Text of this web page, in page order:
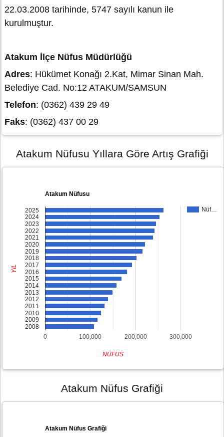
22.03.2008 tarihinde, 5747 sayılı kanun ile
kurulmuştur.
Atakum İlçe Nüfus Müdürlüğü
Adres: Hükümet Konağı 2.Kat, Mimar Sinan Mah.
Belediye Cad. No:12 ATAKUM/SAMSUN
Telefon: (0362) 439 29 49
Faks: (0362) 437 00 29
Atakum Nüfusu Yıllara Göre Artış Grafiği
Atakum Nüfusu
Nüf…
0 100,000 200,000 300,000
2025
2024
2023
2022
2021
2020
2019
2018
2017
2016
2015
2014
2013
2012
2011
2010
2009
2008
NÜFUS
YIL
Atakum Nüfus Grafiği
Atakum Nüfus Grafiği